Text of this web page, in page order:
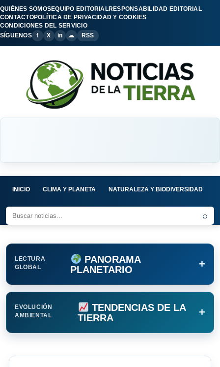
QUIÉNES SOMOSEQUIPO EDITORIALRESPONSABILIDAD EDITORIAL
CONTACTOPOLÍTICA DE PRIVACIDAD Y COOKIES
CONDICIONES DEL SERVICIO
SÍGUENOS
f X in ☁ RSS
INICIO CLIMA Y PLANETA NATURALEZA Y BIODIVERSIDAD
⌕
LECTURA
GLOBAL
PANORAMA
PLANETARIO
+
EVOLUCIÓN
AMBIENTAL
TENDENCIAS DE LA
TIERRA
+